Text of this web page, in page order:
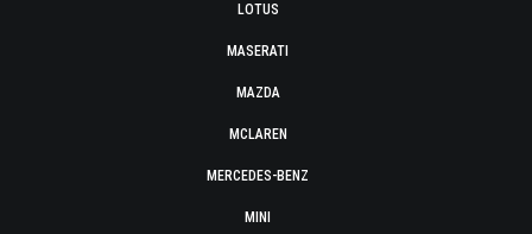
LOTUS
MASERATI
MAZDA
MCLAREN
MERCEDES-BENZ
MINI